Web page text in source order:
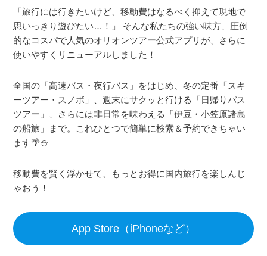
「旅行には行きたいけど、移動費はなるべく抑えて現地で
思いっきり遊びたい…！」 そんな私たちの強い味方、圧倒
的なコスパで人気のオリオンツアー公式アプリ が、さらに
使いやすくリニューアルしました！
全国の「高速バス・夜行バス」をはじめ、冬の定番「スキ
ーツアー・スノボ」、週末にサクッと行ける「日帰りバス
ツアー」、さらには非日常を味わえる「伊豆・小笠原諸島
の船旅」まで。これひとつで簡単に検索＆予約できちゃい
ます🌴⛄️
移動費を賢く浮かせて、もっとお得に国内旅行を楽しんじ
ゃおう！
App Store（iPhoneなど）